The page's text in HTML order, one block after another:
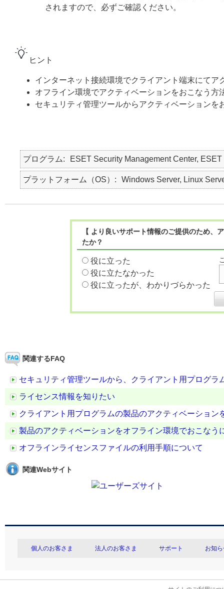
されますので、必ずご確認ください。
ヒント
インターネット接続環境でクライアント端末にてア
オフライン環境でアクティベーションをおこなう方
セキュリティ管理ツールからアクティベーションを
プログラム ESET Security Management Center,
プラットフォーム（OS） Windows Server, Linux
【 より良いサポート情報のご提供のため
たか？
役に立った
役に立たなかった
役に立ったが、わかりづらかった
関連するFAQ
セキュリティ管理ツールから、クライアント用プログラ
ライセンス情報を知りたい
クライアント用プログラムの製品のアクティベーション
製品のアクティベーションをオフライン環境でおこなう
オフラインライセンスファイルの利用手順について
関連Webサイト
個人のお客さま 法人のお客さま サポート お知